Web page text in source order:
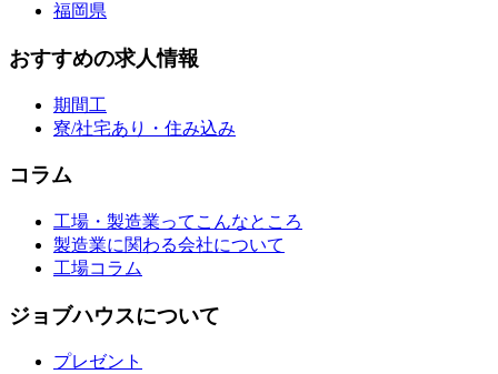
福岡県
おすすめの求人情報
期間工
寮/社宅あり・住み込み
コラム
工場・製造業ってこんなところ
製造業に関わる会社について
工場コラム
ジョブハウスについて
プレゼント